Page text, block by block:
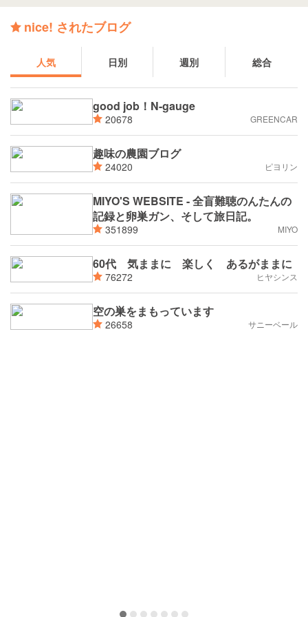
nice! されたブログ
人気 日別 週別 総合
good job！N-gauge
20678 GREENCAR
趣味の農園ブログ
24020 ピヨリン
MIYO'S WEBSITE - 全盲難聴のんたんの
記録と卵巣ガン、そして旅日記。
351899 MIYO
60代 気ままに 楽しく あるがままに
76272 ヒヤシンス
空の巣をまもっています
26658 サニーベール